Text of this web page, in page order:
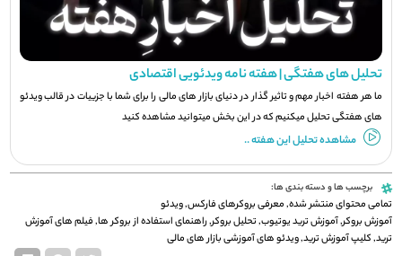
تحلیل های هفتگی | هفته نامه ویدئویی اقتصادی
ما هر هفته اخبار مهم و تاثیر گذار در دنیای بازار های مالی را برای شما با جزيیات در قالب ویدئو
های هفتگی تحلیل میکنیم که در این بخش میتوانید مشاهده کنید
مشاهده تحلیل این هفته ..
برچسب ها و دسته بندی ها:
تمامی محتوای منتشر شده,معرفی بروکرهای فارکس,ویدئو
آموزش بروکر,آموزش ترید یوتیوب,تحلیل بروکر,راهنمای استفاده از بروکر ها,فیلم های آموزش
ترید,کلیپ آموزش ترید,ویدئو های آموزشی بازار های مالی